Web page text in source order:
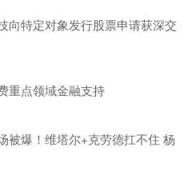
向特定对象发行股票申请获深交
重点领域金融支持
被爆！维塔尔+克劳德扛不住 杨